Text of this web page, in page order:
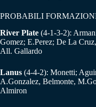
PROBABILI
River Plate (4-1-3-2):
Gomez; E.Perez; De La
All. Gallardo
Lanus (4-4-2): Monetti;
A.Gonzalez, Belmonte,
Almiron